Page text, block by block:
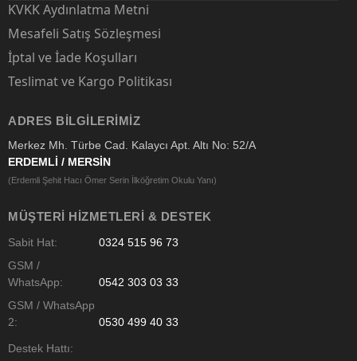
KVKK Aydınlatma Metni
Mesafeli Satış Sözleşmesi
İptal ve İade Koşulları
Teslimat ve Kargo Politikası
ADRES BILGILERIMIZ
Merkez Mh. Türbe Cad. Kalaycı Apt. Altı No: 52/A
ERDEMLİ / MERSİN
(Erdemli Şehit Hacı Ömer Serin İlköğretim Okulu Yanı)
MÜŞTERI HIZMETLERI & DESTEK
Sabit Hat:
0324 515 96 73
GSM /
WhatsApp:
0542 303 03 33
GSM / WhatsApp
2:
0530 499 40 33
Destek Hattı: